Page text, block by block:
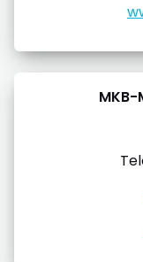
MKB-